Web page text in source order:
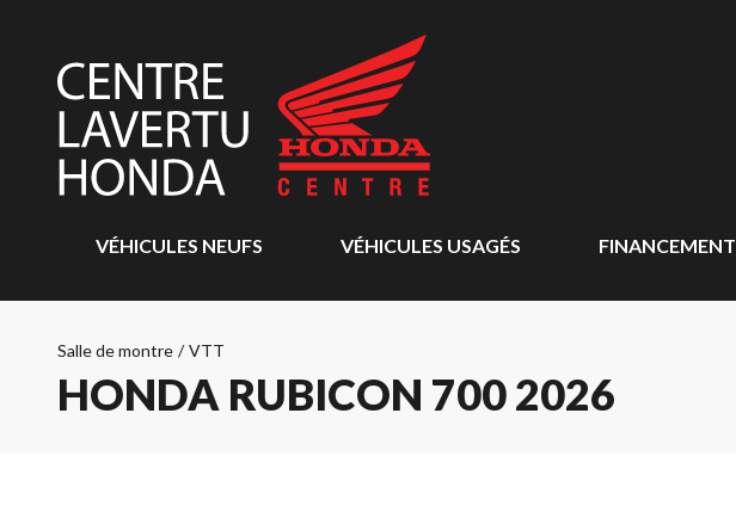
VÉHICULES NEUFS VÉHICULES USAGÉS FINANCEMENT
Salle de montre / VTT
HONDA RUBICON 700 2026